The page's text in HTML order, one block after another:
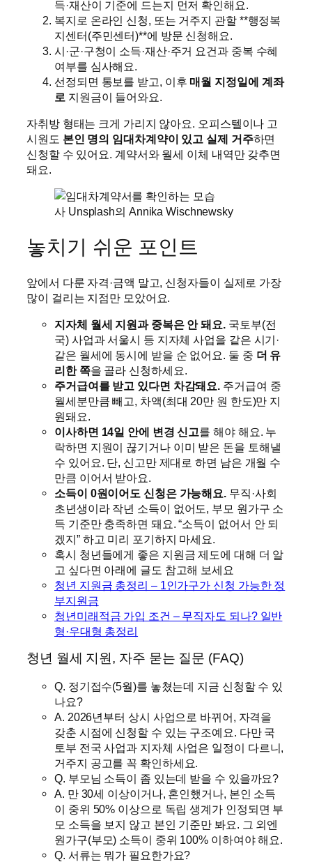
득·재산이 기준에 드는지 먼저 확인해요.
복지로 온라인 신청, 또는 거주지 관할 **행정복
지센터(주민센터)**에 방문 신청해요.
시·군·구청이 소득·재산·주거 요건과 중복 수혜
여부를 심사해요.
선정되면 통보를 받고, 이후 매월 지정일에 계좌
로 지원금이 들어와요.
자취방 형태는 크게 가리지 않아요. 오피스텔이나 고
시원도 본인 명의 임대차계약이 있고 실제 거주하면
신청할 수 있어요. 계약서와 월세 이체 내역만 갖추면
돼요.
사 Unsplash의 Annika Wischnewsky
놓치기 쉬운 포인트
앞에서 다룬 자격·금액 말고, 신청자들이 실제로 가장
많이 걸리는 지점만 모았어요.
지자체 월세 지원과 중복은 안 돼요. 국토부(전
국) 사업과 서울시 등 지자체 사업을 같은 시기·
같은 월세에 동시에 받을 순 없어요. 둘 중 더 유
리한 쪽을 골라 신청하세요.
주거급여를 받고 있다면 차감돼요. 주거급여 중
월세분만큼 빼고, 차액(최대 20만 원 한도)만 지
원돼요.
이사하면 14일 안에 변경 신고를 해야 해요. 누
락하면 지원이 끊기거나 이미 받은 돈을 토해낼
수 있어요. 단, 신고만 제대로 하면 남은 개월 수
만큼 이어서 받아요.
소득이 0원이어도 신청은 가능해요. 무직·사회
초년생이라 작년 소득이 없어도, 부모 원가구 소
득 기준만 충족하면 돼요. “소득이 없어서 안 되
겠지” 하고 미리 포기하지 마세요.
혹시 청년들에게 좋은 지원금 제도에 대해 더 알
고 싶다면 아래에 글도 참고해 보세요
청년 지원금 총정리 – 1인가구가 신청 가능한 정
부지원금
청년미래적금 가입 조건 – 무직자도 되나? 일반
형·우대형 총정리
청년 월세 지원, 자주 묻는 질문 (FAQ)
Q. 정기접수(5월)를 놓쳤는데 지금 신청할 수 있
나요?
A. 2026년부터 상시 사업으로 바뀌어, 자격을
갖춘 시점에 신청할 수 있는 구조예요. 다만 국
토부 전국 사업과 지자체 사업은 일정이 다르니,
거주지 공고를 꼭 확인하세요.
Q. 부모님 소득이 좀 있는데 받을 수 있을까요?
A. 만 30세 이상이거나, 혼인했거나, 본인 소득
이 중위 50% 이상으로 독립 생계가 인정되면 부
모 소득을 보지 않고 본인 기준만 봐요. 그 외엔
원가구(부모) 소득이 중위 100% 이하여야 해요.
Q. 서류는 뭐가 필요한가요?